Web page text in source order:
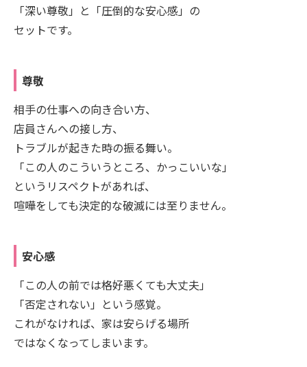
「深い尊敬」と「圧倒的な安心感」の
セットです。
尊敬
相手の仕事への向き合い方、
店員さんへの接し方、
トラブルが起きた時の振る舞い。
「この人のこういうところ、かっこいいな」
というリスペクトがあれば、
喧嘩をしても決定的な破滅には至りません。
安心感
「この人の前では格好悪くても大丈夫」
「否定されない」という感覚。
これがなければ、家は安らげる場所
ではなくなってしまいます。